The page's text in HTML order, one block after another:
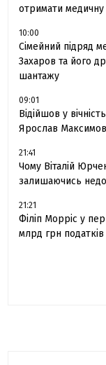
отримати медичну
10:00
Сімейний підряд
Захаров та його
шантажу
09:01
Відійшов у
Ярослав
21:41
Чому Віталій
залишаючись
21:21
Філіп Морріс у
млрд грн податків